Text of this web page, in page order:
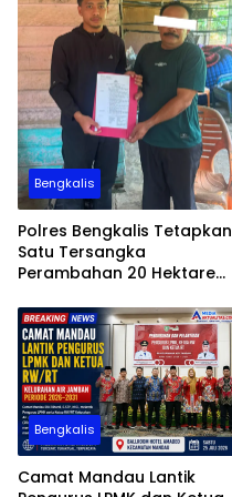
Bengkalis
Polres Bengkalis Tetapkan
Satu Tersangka
Perambahan 20 Hektare
SPM
Bengkalis
Camat Mandau Lantik